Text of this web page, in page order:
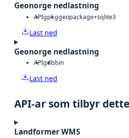
Geonorge nedlastning
APIgpkggeopackage+sqlite3
Last ned
Geonorge nedlastning
APIgdbbin
Last ned
API-ar som tilbyr
Landformer WMS